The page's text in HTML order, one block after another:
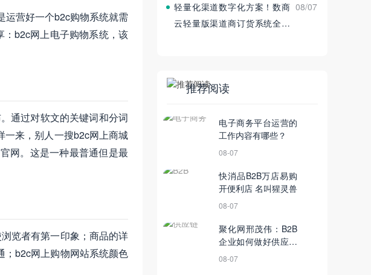
运营好一个b2c购物系统就需
b2c网上电子购物系统，该
通过对软文的关键词和分词
一来，别人一搜b2c网上商城
网。这是一种最普通但是最
览者有第一印象；商品的详
；b2c网上购物网站系统颜色
轻量化渠道数字化方案！数商
云轻量版渠道商订货系统全新
08/07
推荐阅读
电子商务平台运营的
工作内容有哪些？
08-07
快消品B2B万店易购
开便利店 名叫猩灵兽
08-07
聚化网邢茂伟：B2B
企业如何做好供应链
金融
08-07